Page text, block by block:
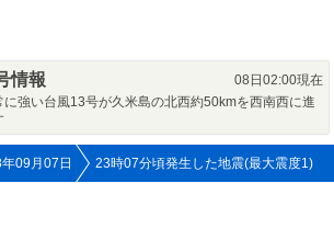
情報
08日02:00現在
に強い台風13号が久米島の北西約50kmを西南西に進
09月07日 23時07分頃発生した地震(最大震度1)